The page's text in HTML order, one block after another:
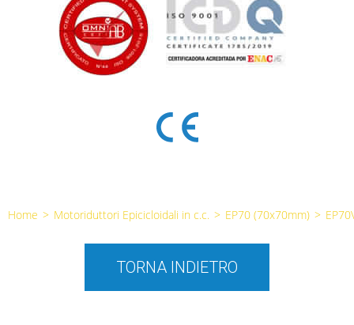
Home > Motoriduttori Epicicloidali in c.c. > EP70 (70x70mm) >
TORNA INDIETRO